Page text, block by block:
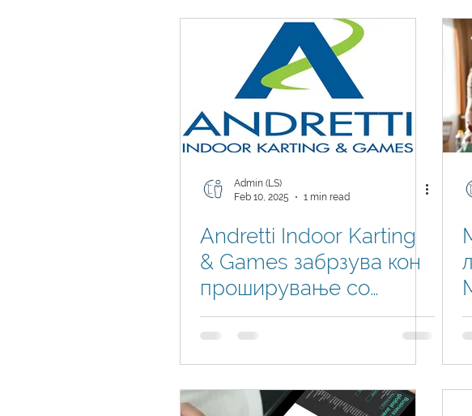
Admin (LS)
Feb 10, 2025
1 min read
Andretti Indoor Karting
& Games забрзува кон
проширување со
Business Central